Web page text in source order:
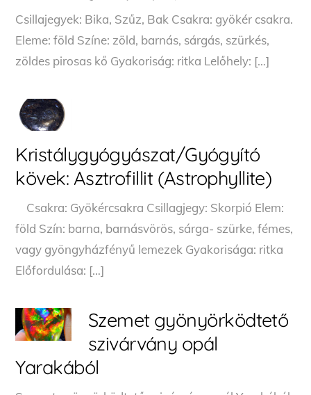
Csillajegyek: Bika, Szűz, Bak Csakra: gyökér csakra.
Eleme: föld Színe: zöld, barnás, sárgás, szürkés,
zöldes pirosas kő Gyakoriság: ritka Lelőhely: […]
Kristálygyógyászat/Gyógyító
kövek: Asztrofillit (Astrophyllite)
Csakra: Gyökércsakra Csillagjegy: Skorpió Elem:
föld Szín: barna, barnásvörös, sárga- szürke, fémes,
vagy gyöngyházfényű lemezek Gyakorisága: ritka
Előfordulása: […]
Szemet gyönyörködtető
szivárvány opál
Yarakából